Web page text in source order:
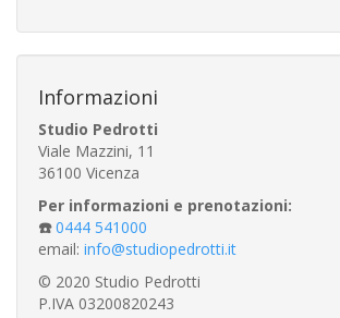
Informazioni
Studio Pedrotti
Viale Mazzini, 11
36100 Vicenza
Per informazioni e prenotazioni:
☎️0444 541000
email: info@studiopedrotti.it
© 2020 Studio Pedrotti
P.IVA 03200820243